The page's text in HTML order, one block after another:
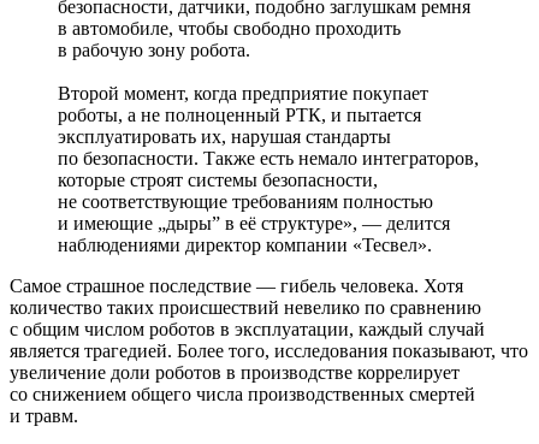
безопасности, датчики, подобно заглушкам ремня
в автомобиле, чтобы свободно проходить
в рабочую зону робота.
Второй момент, когда предприятие покупает
роботы, а не полноценный РТК, и пытается
эксплуатировать их, нарушая стандарты
по безопасности. Также есть немало интеграторов,
которые строят системы безопасности,
не соответствующие требованиям полностью
и имеющие „дыры” в её структуре», — делится
наблюдениями директор компании «Тесвел».
Самое страшное последствие — гибель человека. Хотя
количество таких происшествий невелико по сравнению
с общим числом роботов в эксплуатации, каждый случай
является трагедией. Более того, исследования показывают, что
увеличение доли роботов в производстве коррелирует
со снижением общего числа производственных смертей
и травм.